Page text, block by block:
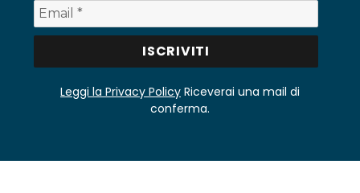
Leggi la Privacy Policy Riceverai una mail di
conferma.